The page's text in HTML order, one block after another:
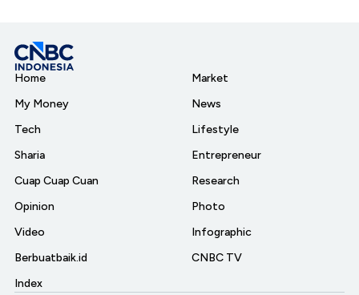
Home
My Money
Tech
Sharia
Cuap Cuap Cuan
Opinion
Video
Berbuatbaik.id
Index
Market
News
Lifestyle
Entrepreneur
Research
Photo
Infographic
CNBC TV